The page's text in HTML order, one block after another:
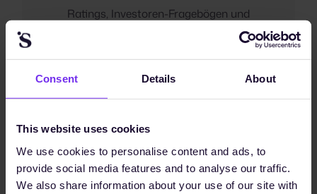
Consent Details About
This website uses cookies
We use cookies to personalise content and ads, to
provide social media features and to analyse our traffic.
We also share information about your use of our site with
Ratings, Investoren-Fragebögen und
Kundenanfragen landen täglich auf Ihrem
Schreibtisch. Sunhat hält Ihren Nachweis
bereit — damit Deals nicht ins Stocken
geraten und Ihr EcoVadis-Score Ihre
tatsächliche Arbeit widerspiegelt.